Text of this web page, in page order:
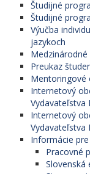
Študijné
Študijné
Výučba
jazykoch
Preukaz
Mentoringové
Internetový
Vydavateľstva
Internetový
Vydavateľstva
Informácie
Pracovné
Slovenská